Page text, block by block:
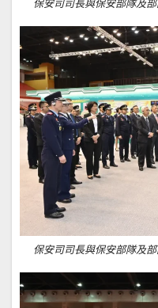
保安司司長與保安部隊及
保安司司長與保安部隊及